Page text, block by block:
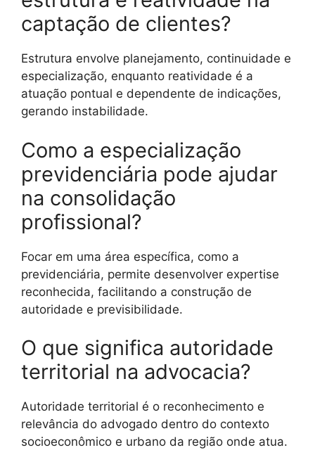
captação de clientes?
Estrutura envolve planejamento, continuidade e
especialização, enquanto reatividade é a
atuação pontual e dependente de indicações,
gerando instabilidade.
Como a especialização
previdenciária pode ajudar
na consolidação
profissional?
Focar em uma área específica, como a
previdenciária, permite desenvolver expertise
reconhecida, facilitando a construção de
autoridade e previsibilidade.
O que significa autoridade
territorial na advocacia?
Autoridade territorial é o reconhecimento e
relevância do advogado dentro do contexto
socioeconômico e urbano da região onde atua.